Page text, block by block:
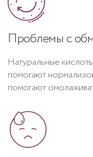
Проблемы с
Натуральные
помогают
помогают